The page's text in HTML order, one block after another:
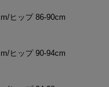
ヒップ 86-90cm
ヒップ 90-94cm